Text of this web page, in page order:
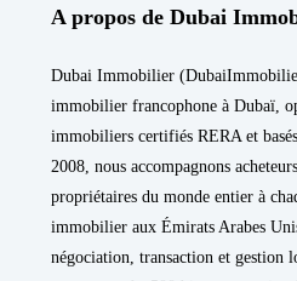
A propos de Dubai
Dubai Immobilier
immobilier francophone à Dubaï,
immobiliers certifiés RERA et
2008, nous accompagnons
propriétaires du monde entier à
immobilier aux Émirats Arabes
négociation, transaction et gestion